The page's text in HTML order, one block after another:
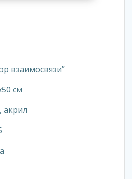
взаимосвязи”
см
акрил